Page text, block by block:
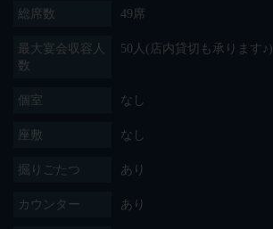
総席数 49席
最大宴会収容人
数
50人(店内貸切も承ります♪)
個室 なし
座敷 なし
掘りごたつ あり
カウンター あり